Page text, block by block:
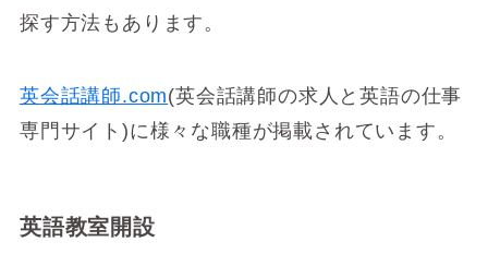
探す方法もあります。
英会話講師.com(英会話講師の求人と英語の仕事
専門サイト)に様々な職種が掲載されています。
英語教室開設